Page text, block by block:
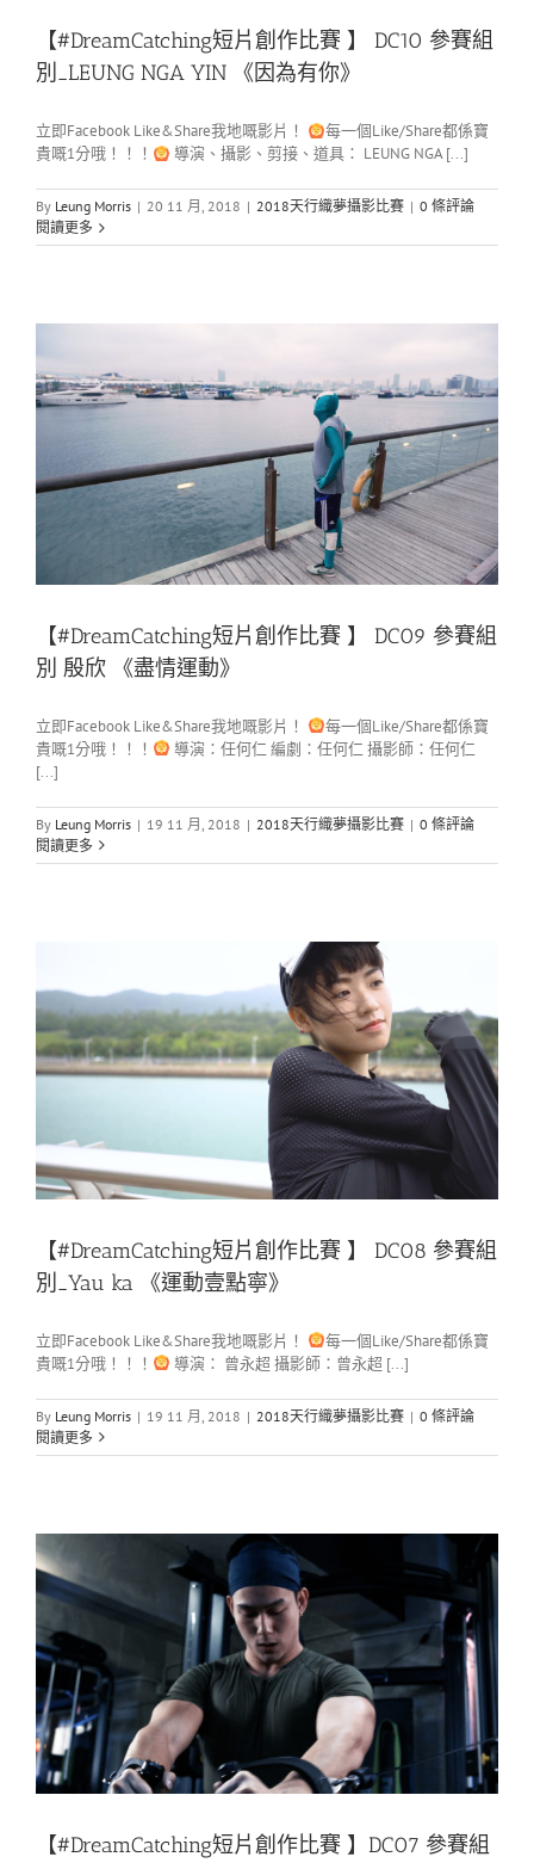
【#DreamCatching短片創作比賽 】 DC10 參賽組
別_LEUNG NGA YIN 《因為有你》
立即Facebook Like&Share我地嘅影片！
每一個Like/Share都係寶
貴嘅1分哦！！！
導演、攝影、剪接、道具： LEUNG NGA [...]
By Leung Morris | 20 11 月, 2018 | 2018天行織夢攝影比賽 | 0 條評論
閱讀更多
【#DreamCatching短片創作比賽 】 DC09 參賽組
別 殷欣 《盡情運動》
立即Facebook Like&Share我地嘅影片！
每一個Like/Share都係寶
貴嘅1分哦！！！
導演：任何仁 編劇：任何仁 攝影師：任何仁
[...]
By Leung Morris | 19 11 月, 2018 | 2018天行織夢攝影比賽 | 0 條評論
閱讀更多
【#DreamCatching短片創作比賽 】 DC08 參賽組
別_Yau ka 《運動壹點寧》
立即Facebook Like&Share我地嘅影片！
每一個Like/Share都係寶
貴嘅1分哦！！！
導演： 曾永超 攝影師：曾永超 [...]
By Leung Morris | 19 11 月, 2018 | 2018天行織夢攝影比賽 | 0 條評論
閱讀更多
【#DreamCatching短片創作比賽 】DC07 參賽組